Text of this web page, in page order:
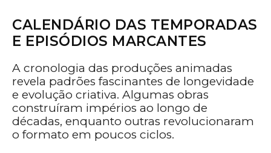
CALENDÁRIO DAS TEMPORADAS
E EPISÓDIOS MARCANTES
A cronologia das produções animadas
revela padrões fascinantes de longevidade
e evolução criativa. Algumas obras
construíram impérios ao longo de
décadas, enquanto outras revolucionaram
o formato em poucos ciclos.